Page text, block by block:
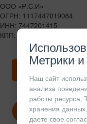
ООО «Р.С.И»
ОГРН: 1117447019084
ИНН: 7447201415
КПП: 744701001
Скачать
Политика
Метрики
Наш сайт
анализа
работы ресурса.
хранения
даете свое